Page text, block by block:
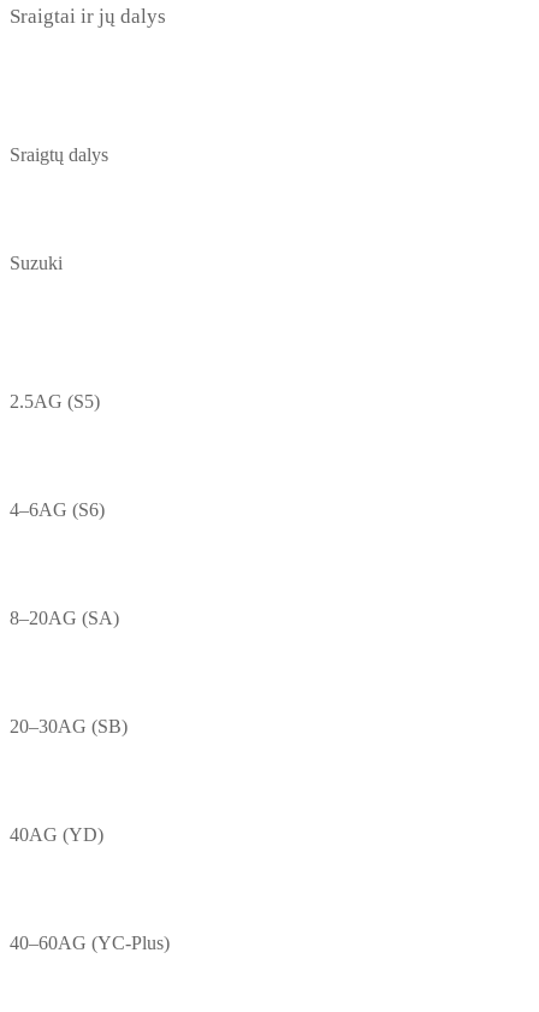
Sraigtai ir jų dalys
Sraigtų dalys
Suzuki
2.5AG (S5)
4–6AG (S6)
8–20AG (SA)
20–30AG (SB)
40AG (YD)
40–60AG (YC-Plus)